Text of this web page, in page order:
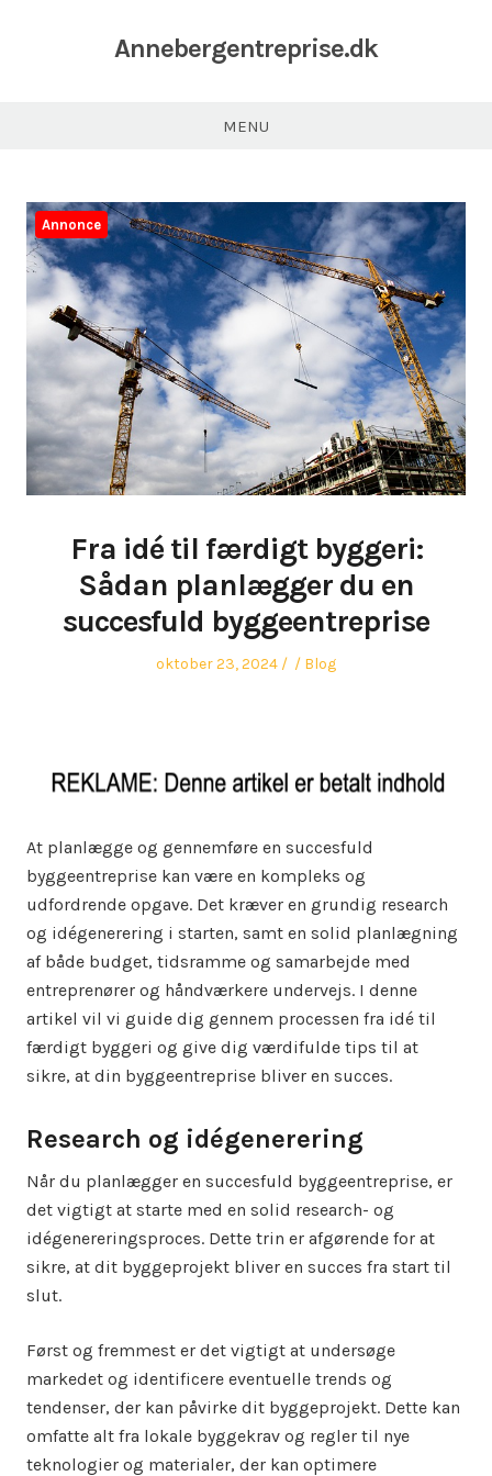
Annebergentreprise.dk
MENU
Annonce
Fra idé til færdigt byggeri:
Sådan planlægger du en
succesfuld byggeentreprise
Posted
oktober 23, 2024 Author
Posted
Blog
At planlægge og gennemføre en succesfuld
byggeentreprise kan være en kompleks og
udfordrende opgave. Det kræver en grundig research
og idégenerering i starten, samt en solid planlægning
af både budget, tidsramme og samarbejde med
entreprenører og håndværkere undervejs. I denne
artikel vil vi guide dig gennem processen fra idé til
færdigt byggeri og give dig værdifulde tips til at
sikre, at din byggeentreprise bliver en succes.
Research og idégenerering
Når du planlægger en succesfuld byggeentreprise, er
det vigtigt at starte med en solid research- og
idégenereringsproces. Dette trin er afgørende for at
sikre, at dit byggeprojekt bliver en succes fra start til
slut.
Først og fremmest er det vigtigt at undersøge
markedet og identificere eventuelle trends og
tendenser, der kan påvirke dit byggeprojekt. Dette kan
omfatte alt fra lokale byggekrav og regler til nye
teknologier og materialer, der kan optimere